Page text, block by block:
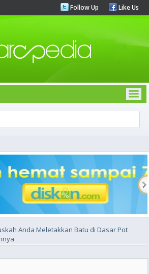
Follow Up Like Us
Anda Meletakkan Batu di Dasar Pot